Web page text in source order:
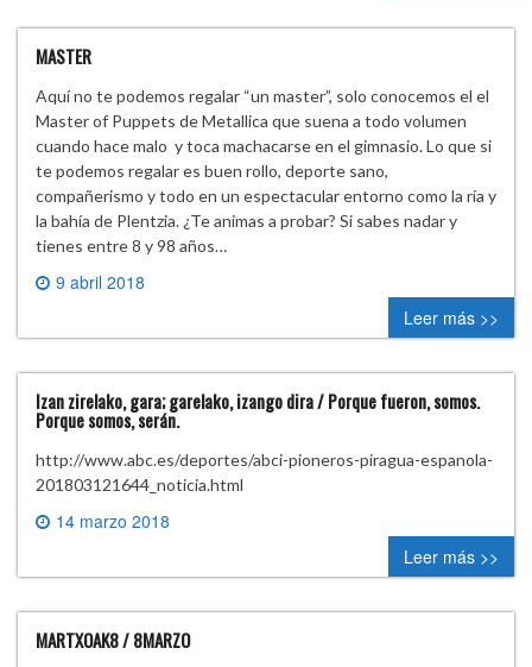
MASTER
Aquí no te podemos regalar “un master”, solo conocemos el el
Master of Puppets de Metallica que suena a todo volumen
cuando hace malo y toca machacarse en el gimnasio. Lo que si
te podemos regalar es buen rollo, deporte sano,
compañerismo y todo en un espectacular entorno como la ría y
la bahía de Plentzia. ¿Te animas a probar? Si sabes nadar y
tienes entre 8 y 98 años…
9 abril 2018
0 comment
Leer más >>
Izan zirelako, gara; garelako, izango dira / Porque fueron, somos.
Porque somos, serán.
http://www.abc.es/deportes/abci-pioneros-piragua-espanola-
201803121644_noticia.html
14 marzo 2018
0 comment
Leer más >>
MARTXOAK8 / 8MARZO